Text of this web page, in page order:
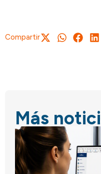
Compartir
Más